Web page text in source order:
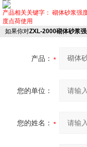
产品相关关键字： 砌体砂浆强
度点荷使用
如果你对ZXL-2000砌体砂浆
产品：
您的单位：
您的姓名：